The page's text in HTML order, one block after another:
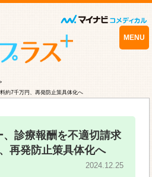
MENU
約7千万円、再発防止策具体化へ
診療報酬を不適切請求
再発防止策具体化へ
2024.12.25